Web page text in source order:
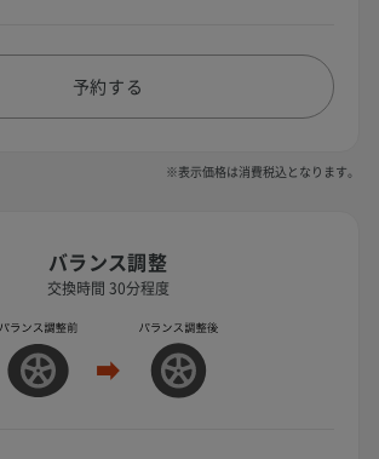
予約する
※表示価格は消費税込となります。
バランス調整
交換時間 30分程度